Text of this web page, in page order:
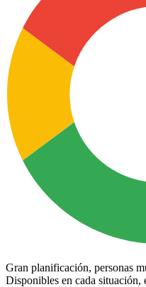
Gran planificación, personas
Disponibles en cada situación,